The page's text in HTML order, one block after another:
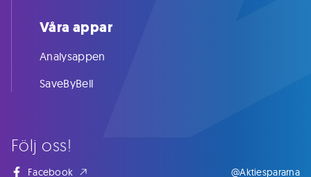
Följ oss!
Facebook @Aktiespararna
Våra appar
Analysappen
SaveByBell